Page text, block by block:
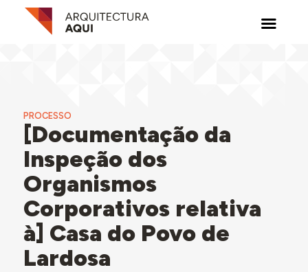
PROCESSO
[Documentação da
Inspeção dos
Organismos
Corporativos relativa
à] Casa do Povo de
Lardosa